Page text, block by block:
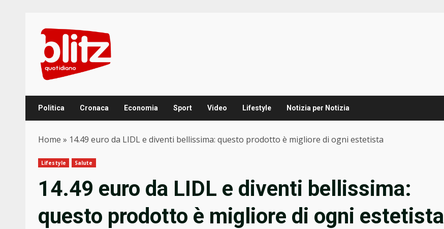
content
Politica Cronaca Economia Sport Video Lifestyle Notizia per Notizia
Home » 14.49 euro da LIDL e diventi bellissima: questo prodotto è migliore di ogni estetista
Lifestyle Salute
14.49 euro da LIDL e diventi bellissima:
questo prodotto è migliore di ogni estetista